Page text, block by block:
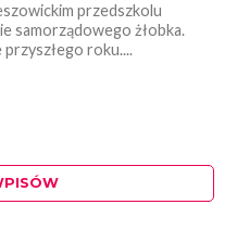
przedszkolu
samorządowego żłobka.
roku....